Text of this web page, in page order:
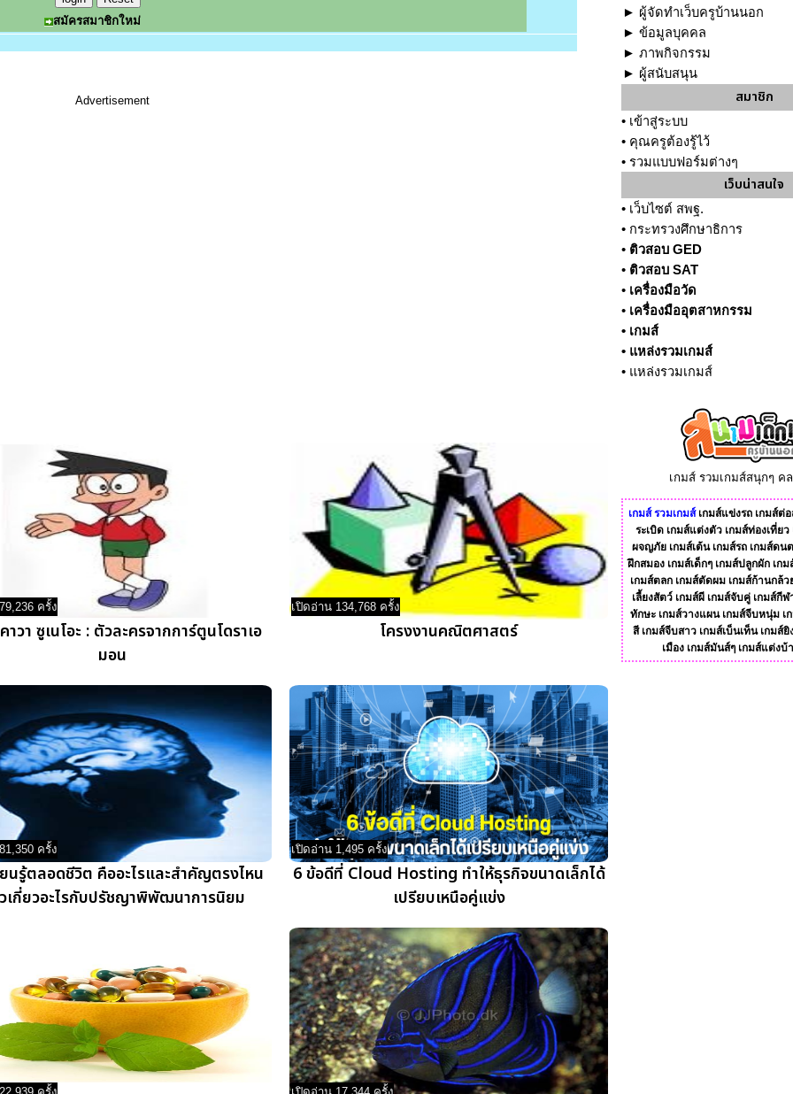
สมัครสมาชิกใหม่
Advertisement
ครั้ง
าวา ซูเนโอะ : ตัวละครจากการ์ตูนโดราเอ
มอน
เปิดอ่าน 134,768 ครั้ง
โครงงานคณิตศาสตร์
ครั้ง
ยนรู้ตลอดชีวิต คืออะไรและสำคัญตรงไหน
เกี่ยวอะไรกับปรัชญาพิพัฒนาการนิยม
เปิดอ่าน 1,495 ครั้ง
6 ข้อดีที่ Cloud Hosting ทำให้ธุรกิจขนาดเล็กได้
เปรียบเหนือคู่แข่ง
► ผู้จัดทำเว็บครูบ้านนอก
► ข้อมูลบุคคล
► ภาพกิจกรรม
► ผู้สนับสนุน
สมาชิก
• เข้าสู่ระบบ
• คุณครูต้องรู้ไว้
• รวมแบบฟอร์มต่างๆ
เว็บน่าสนใจ
• เว็บไซต์ สพฐ.
• กระทรวงศึกษาธิการ
• ติวสอบ GED
• ติวสอบ SAT
• เครื่องมือวัด
• เครื่องมืออุตสาหกรรม
• เกมส์
• แหล่งรวมเกมส์
• แหล่งรวมเกมส์
เกมส์ รวมเกมส์สนุกๆ ค
เกมส์ รวมเกมส์ เกมส์แข่งรถ เกมส์ต่อ
ระเบิด เกมส์แต่งตัว เกมส์ท่องเที่ยว
ผจญภัย เกมส์เต้น เกมส์รถ เกมส์ดน
ฝึกสมอง เกมส์เด็กๆ เกมส์ปลูกผัก เก
เกมส์ตลก เกมส์ตัดผม เกมส์ก้านกล้ว
เลี้ยงสัตว์ เกมส์ผี เกมส์จับคู่ เกมส์กีฬ
ทักษะ เกมส์วางแผน เกมส์จีบหนุ่ม เ
สี เกมส์จีบสาว เกมส์เบ็นเท็น เกมส์ยิ
เมือง เกมส์มันส์ๆ เกมส์แต่งบ้